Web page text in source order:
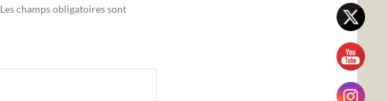
Les champs obligatoires sont